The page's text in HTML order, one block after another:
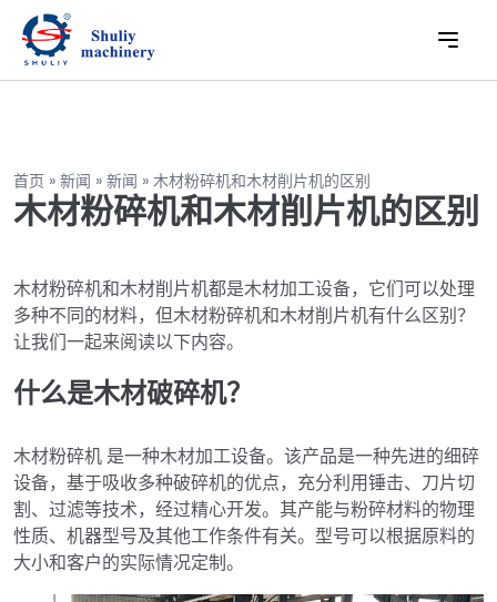
首页 » 新闻 » 新闻 » 木材粉碎机和木材削片机的区别
木材粉碎机和木材削片机的区别
木材粉碎机和木材削片机都是木材加工设备，它们可以处理
多种不同的材料，但木材粉碎机和木材削片机有什么区别？
让我们一起来阅读以下内容。
什么是木材破碎机？
木材粉碎机 是一种木材加工设备。该产品是一种先进的细碎
设备，基于吸收多种破碎机的优点，充分利用锤击、刀片切
割、过滤等技术，经过精心开发。其产能与粉碎材料的物理
性质、机器型号及其他工作条件有关。型号可以根据原料的
大小和客户的实际情况定制。